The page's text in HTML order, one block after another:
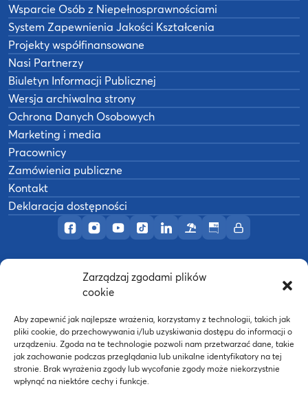
Zarządzaj zgodami plików
cookie
Aby zapewnić jak najlepsze wrażenia, korzystamy z technologii, takich jak
pliki cookie, do przechowywania i/lub uzyskiwania dostępu do informacji o
urządzeniu. Zgoda na te technologie pozwoli nam przetwarzać dane, takie
jak zachowanie podczas przeglądania lub unikalne identyfikatory na tej
stronie. Brak wyrażenia zgody lub wycofanie zgody może niekorzystnie
wpłynąć na niektóre cechy i funkcje.
Profil AWF Poznań w serwisie Facebook
Profil AWF Poznań w serwisie Instagram
Profil AWF Poznań w serwisie YouTube
Profil AWF Poznań w serwisie
Profil AWF Poznań w
OśrodekBiuletynIntranet
Wsparcie Osób z Niepełnosprawnościami
System Zapewnienia Jakości Kształcenia
Projekty współfinansowane
Nasi Partnerzy
Biuletyn Informacji Publicznej
Wersja archiwalna strony
Ochrona Danych Osobowych
Marketing i media
Pracownicy
Zamówienia publiczne
Kontakt
Deklaracja dostępności
Akademia Wychowania Fizycznego w
Wykonanie: nFinity.pl